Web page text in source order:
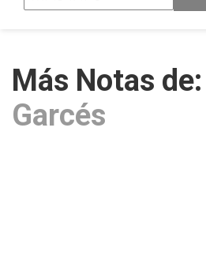
Más Notas de:
Garcés